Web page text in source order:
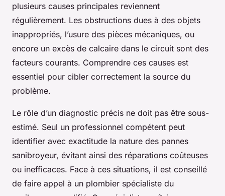
plusieurs causes principales reviennent
régulièrement. Les obstructions dues à des objets
inappropriés, l’usure des pièces mécaniques, ou
encore un excès de calcaire dans le circuit sont des
facteurs courants. Comprendre ces causes est
essentiel pour cibler correctement la source du
problème.
Le rôle d’un diagnostic précis ne doit pas être sous-
estimé. Seul un professionnel compétent peut
identifier avec exactitude la nature des pannes
sanibroyeur, évitant ainsi des réparations coûteuses
ou inefficaces. Face à ces situations, il est conseillé
de faire appel à un plombier spécialiste du